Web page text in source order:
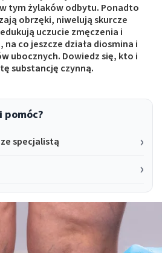
tym żylaków odbytu. Ponadto
obrzęki, niwelują skurcze
uczucie zmęczenia i
co jeszcze działa diosmina i
ubocznych. Dowiedz się, kto i
substancję czynną.
pomóc?
specjalistą